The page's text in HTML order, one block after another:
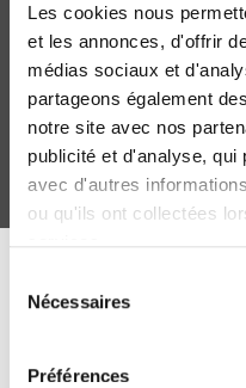
Les cookies nous
et les annonces, d'offrir
médias sociaux et
partageons également
notre site avec nos
publicité et d'analyse,
avec d'autres
ou qu'ils ont collectées
Nécessaires
Préférences
Raisons politiques
La reconnaissance.
Charlotte Epstein, Thomas
DISCOVER